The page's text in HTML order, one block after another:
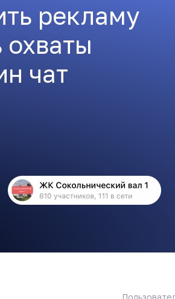
рекламу
охваты
чат